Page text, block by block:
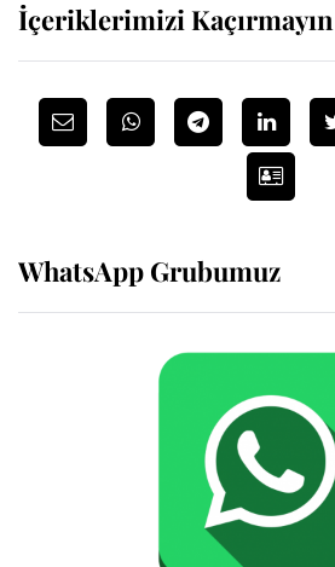
İçeriklerimizi Kaçırmayın
WhatsApp Grubumuz